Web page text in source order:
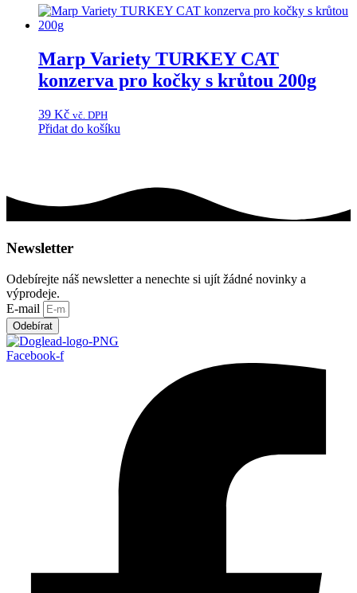
Marp Variety TURKEY CAT
konzerva pro kočky s krůtou 200g
39 Kč vč. DPH
Přidat do košíku
Newsletter
Odebírejte náš newsletter a nenechte si ujít žádné novinky a
výprodeje.
E-mail
Odebírat
Facebook-f